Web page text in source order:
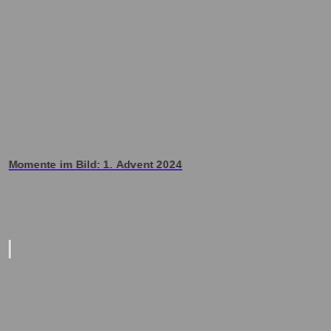
Momente im Bild: 1. Advent 2024